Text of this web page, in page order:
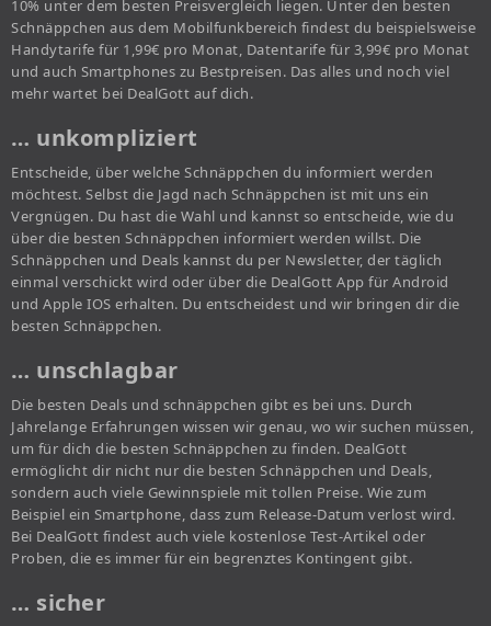
10% unter dem besten Preisvergleich liegen. Unter den besten
Schnäppchen aus dem Mobilfunkbereich findest du beispielsweise
Handytarife für 1,99€ pro Monat, Datentarife für 3,99€ pro Monat
und auch Smartphones zu Bestpreisen. Das alles und noch viel
mehr wartet bei DealGott auf dich.
… unkompliziert
Entscheide, über welche Schnäppchen du informiert werden
möchtest. Selbst die Jagd nach Schnäppchen ist mit uns ein
Vergnügen. Du hast die Wahl und kannst so entscheide, wie du
über die besten Schnäppchen informiert werden willst. Die
Schnäppchen und Deals kannst du per Newsletter, der täglich
einmal verschickt wird oder über die DealGott App für Android
und Apple IOS erhalten. Du entscheidest und wir bringen dir die
besten Schnäppchen.
… unschlagbar
Die besten Deals und schnäppchen gibt es bei uns. Durch
Jahrelange Erfahrungen wissen wir genau, wo wir suchen müssen,
um für dich die besten Schnäppchen zu finden. DealGott
ermöglicht dir nicht nur die besten Schnäppchen und Deals,
sondern auch viele Gewinnspiele mit tollen Preise. Wie zum
Beispiel ein Smartphone, dass zum Release-Datum verlost wird.
Bei DealGott findest auch viele kostenlose Test-Artikel oder
Proben, die es immer für ein begrenztes Kontingent gibt.
… sicher